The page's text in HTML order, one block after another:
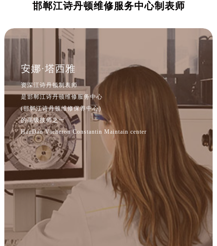
邯郸江诗丹顿维修服务中心制表师
安娜·塔西雅
资深江诗丹顿制表师
是邯郸江诗丹顿维修服务中心
(邯郸江诗丹顿维修保养中心)
的高级技师之一
HanDan Vacheron Constantin Maintain center